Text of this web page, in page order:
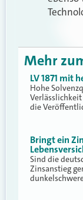
Mehr
LV 1871 mit
Hohe
die
Bringt ein
Sind die
Zinsanstieg